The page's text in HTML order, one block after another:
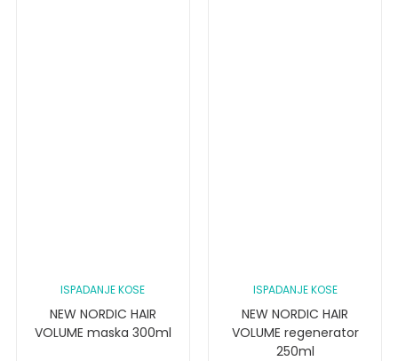
ISPADANJE KOSE
NEW NORDIC HAIR
VOLUME maska 300ml
ISPADANJE KOSE
NEW NORDIC HAIR
VOLUME regenerator
250ml